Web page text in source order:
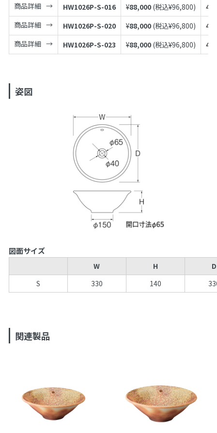
商品詳細
HW1026P-S-016 ¥88,000 (税込¥96,800)
商品詳細
HW1026P-S-020 ¥88,000 (税込¥96,800)
商品詳細
HW1026P-S-023 ¥88,000 (税込¥96,800)
姿図
図面サイズ
W H
D
S
330 140
関連製品